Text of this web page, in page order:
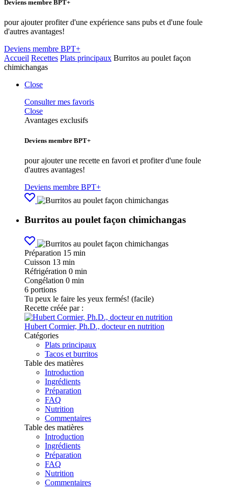
Deviens membre BPT+
pour ajouter profiter d'une expérience sans pubs et d'une foule
d'autres avantages!
Deviens membre BPT+
Accueil Recettes Plats principaux Burritos au poulet façon
chimichangas
Close
Consulter mes favoris
Close
Avantages exclusifs
Deviens membre BPT+
pour ajouter une recette en favori et profiter d'une foule
d'autres avantages!
Deviens membre BPT+
Burritos au poulet façon chimichangas
Préparation 15 min
Cuisson 13 min
Réfrigération 0 min
Congélation 0 min
6 portions
Tu peux le faire les yeux fermés! (facile)
Recette créée par :
Hubert Cormier, Ph.D., docteur en nutrition
Catégories
Plats principaux
Tacos et burritos
Table des matières
Introduction
Ingrédients
Préparation
FAQ
Nutrition
Commentaires
Table des matières
Introduction
Ingrédients
Préparation
FAQ
Nutrition
Commentaires